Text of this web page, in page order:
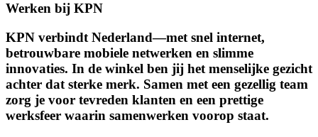
Werken bij KPN
KPN verbindt Nederland—met snel internet,
betrouwbare mobiele netwerken en slimme
innovaties. In de winkel ben jij het menselijke gezicht
achter dat sterke merk. Samen met een gezellig team
zorg je voor tevreden klanten en een prettige
werksfeer waarin samenwerken voorop staat.